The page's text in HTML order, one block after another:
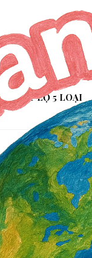
TIẾT LỘ 5 LOẠI